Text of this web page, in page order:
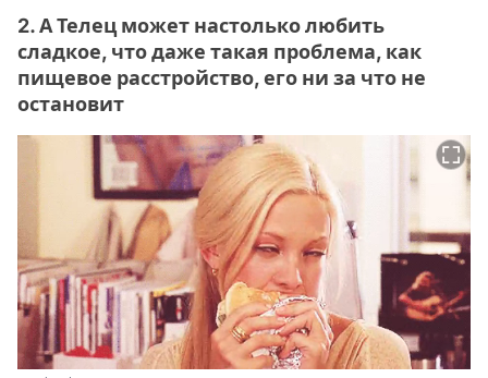
2. А Телец может настолько любить
сладкое, что даже такая проблема, как
пищевое расстройство, его ни за что не
остановит